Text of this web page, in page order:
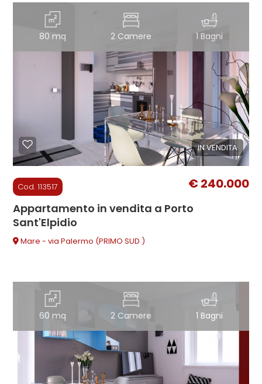
80 mq 2 Camere 1 Bagni
IN VENDITA
Cod. 113517 € 240.000
Appartamento in vendita a Porto
Sant'Elpidio
Mare - via Palermo (PRIMO SUD )
60 mq 2 Camere 1 Bagni